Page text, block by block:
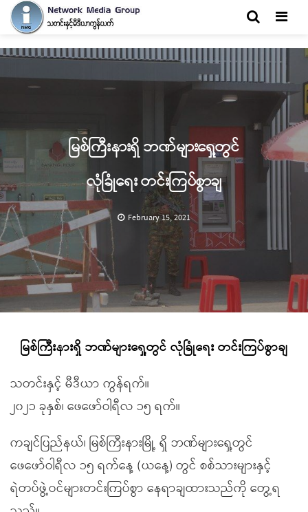
မြစ်ကြီးနားရှိ ဘဏ်များရှေ့တွင်
လုံခြုံရေး တင်းကြပ်စွာချ
February 15, 2021
မြစ်ကြီးနားရှိ ဘဏ်များရှေ့တွင် လုံခြုံရေး တင်းကြပ်စွာချ
သတင်းနှင့် မီဒီယာ ကွန်ရက်။
၂၀၂၁ ခုနှစ်၊ ဖေဖော်ဝါရီလ ၁၅ ရက်။
ကချင်ပြည်နယ်၊ မြစ်ကြီးနားမြို့ ရှိ ဘဏ်များရှေ့တွင်
ဖေဖော်ဝါရီလ ၁၅ ရက်နေ့ (ယနေ့) တွင် စစ်သားများနှင့်
ရဲတပ်ဖွဲ့ဝင်များတင်းကြပ်စွာ နေရာချထားသည်ကို တွေ့ရ